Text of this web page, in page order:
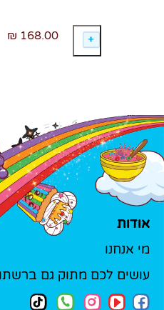
168.00 ₪
אודות
מי אנחנו
עושים לכם מתוק גם